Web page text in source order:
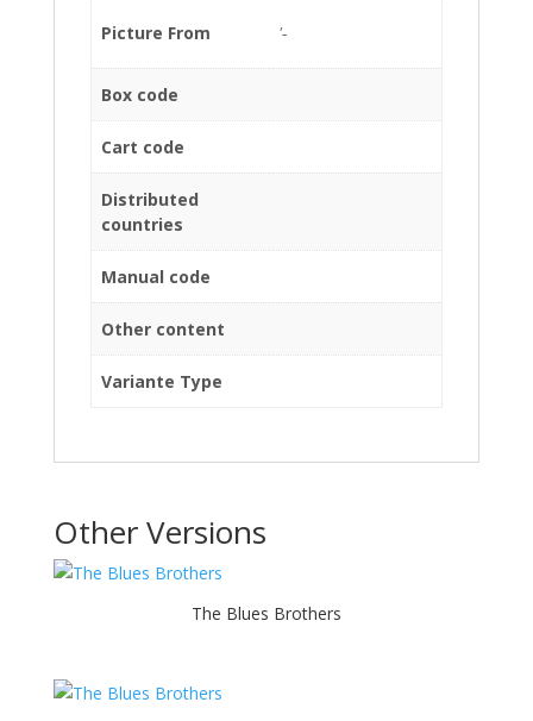
Picture From '-
Box code
Cart code
Distributed
countries
Manual code
Other content
Variante Type
Other Versions
The Blues Brothers